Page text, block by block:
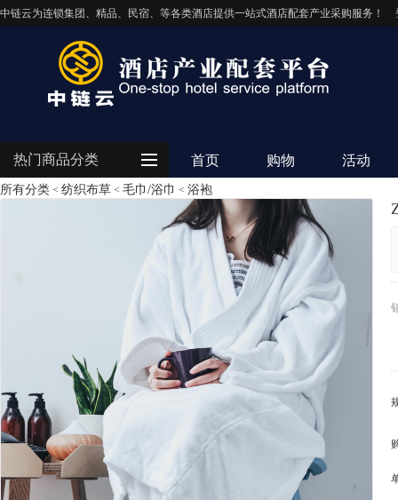
中链云为连锁集团、精品、民宿、等各类酒店提供一站式酒店配套产业采购服务！
热门商品分类 首页 购物 活动
家私家具
基础建材
装修设计
装饰配饰
所有分类 < 纺织布草 < 毛巾/浴巾 < 浴袍